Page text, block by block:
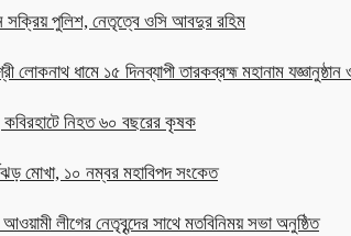
পুলিশ, নেতৃত্বে ওসি আবদুর রহিম
লোকনাথ ধামে ১৫ দিনব্যাপী তারকব্রহ্ম মহানাম
নিহত ৬০ বছরের কৃষক
মোখা, ১০ নম্বর মহাবিপদ সংকেত
লীগের নেতৃবৃন্দের সাথে মতবিনিময় সভা অনুষ্ঠিত